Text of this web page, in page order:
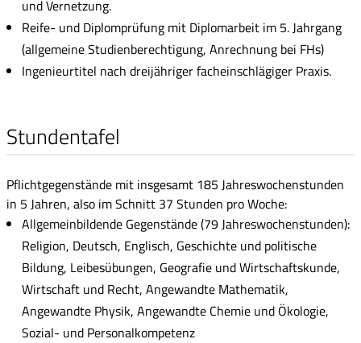
und Vernetzung.
Reife- und Diplomprüfung mit Diplomarbeit im 5. Jahrgang
(allgemeine Studienberechtigung, Anrechnung bei FHs)
Ingenieurtitel nach dreijähriger facheinschlägiger Praxis.
Stundentafel
Pflichtgegenstände mit insgesamt 185 Jahreswochenstunden
in 5 Jahren, also im Schnitt 37 Stunden pro Woche:
Allgemeinbildende Gegenstände (79 Jahreswochenstunden):
Religion, Deutsch, Englisch, Geschichte und politische
Bildung, Leibesübungen, Geografie und Wirtschaftskunde,
Wirtschaft und Recht, Angewandte Mathematik,
Angewandte Physik, Angewandte Chemie und Ökologie,
Sozial- und Personalkompetenz